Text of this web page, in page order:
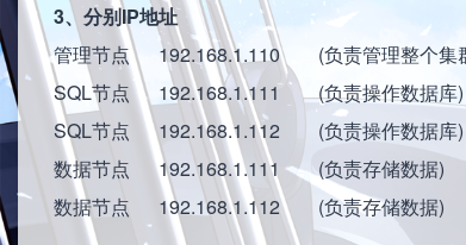
3、分别IP地址
管理节点 192.168.1.110 (负责管理整个集
SQL节点 192.168.1.111 (负责操作数据库)
SQL节点 192.168.1.112 (负责操作数据库)
数据节点 192.168.1.111 (负责存储数据)
数据节点 192.168.1.112 (负责存储数据)